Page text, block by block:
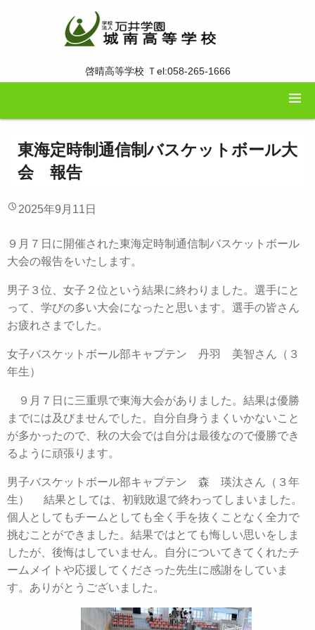
啓晴高等学校 Ｔel:058-265-1666
東海定時制通信制バスケットボール大
会 報告
2025年9月11日
９月７日に開催された東海定時制通信制バスケットボール
大会の報告をいたします。
男子３位、女子２位という結果に終わりました。選手にと
って、学びの多い大会になったと思います。選手の皆さん
お疲れさまでした。
女子バスケットボール部キャプテン 丹羽 美智さん（３
年生）
９月７日に三重県で東海大会がありました。結果は優勝
までには及びませんでした。自分自身うまくいかないこと
が多かったので、秋の大会では自分は最後なので優勝でき
るように頑張ります。
男子バスケットボール部キャプテン 森 瑛汰さん（３年
生） 結果としては、初戦敗退で終わってしまいました。
個人としてもチームとしても全く手を抜くことなく全力で
挑むことができました。結果ではとても悔しい思いをしま
したが、後悔はしていません。自分についてきてくれたチ
ームメイトや応援してくださった先生に感謝をしていま
す。ありがとうございました。